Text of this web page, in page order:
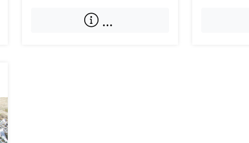
...